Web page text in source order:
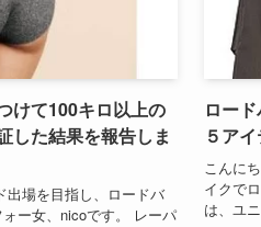
けて100キロ以上の
した結果を報告しま
出場を目指し、ロードバ
ー女、nicoです。 レーパ
ロー
５ア
こんに
イクで
は、ユ